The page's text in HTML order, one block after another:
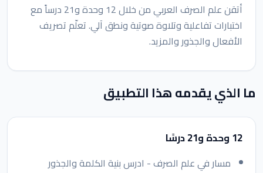
أتقن علم الصرف العربي من خلال 12 وحدة و21 درساً مع
اختبارات تفاعلية وتلاوة صوتية ونطق آلي. تعلّم تصريف
الأفعال والجذور والمزيد.
ما الذي يقدمه هذا التطبيق
12 وحدة و21 درسًا
مسار في علم الصرف - ادرس بنية الكلمة والجذور